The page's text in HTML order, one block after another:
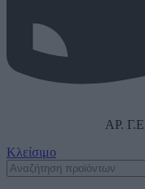
ΑΡ.
Κλείσιμο